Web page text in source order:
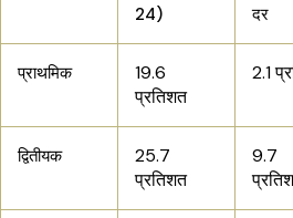
24)
दर
प्राथमिक
19.6
प्रतिशत
2.1
द्वितीयक
25.7
प्रतिशत
9.7